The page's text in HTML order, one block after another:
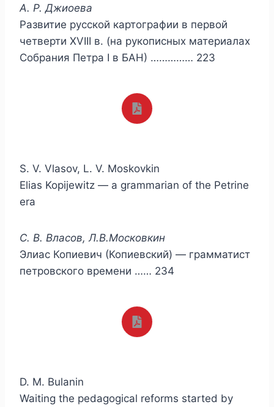
А. Р. Джиоева
Развитие русской картографии в первой
четверти XVIII в. (на рукописных материалах
Собрания Петра I в БАН) …………… 223
S. V. Vlasov, L. V. Moskovkin
Elias Kopijewitz — a grammarian of the Petrine
era
С. В. Власов, Л.В.Московкин
Элиас Копиевич (Копиевский) — грамматист
петровского времени …… 234
D. M. Bulanin
Waiting the pedagogical reforms started by